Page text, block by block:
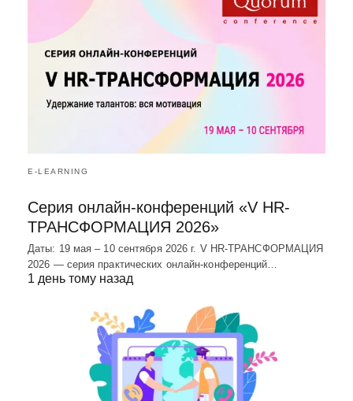
E-LEARNING
Серия онлайн-конференций «V HR-
ТРАНСФОРМАЦИЯ 2026»
Даты: 19 мая – 10 сентября 2026 г. V HR-ТРАНСФОРМАЦИЯ
2026 — серия практических онлайн-конференций…
1 день тому назад